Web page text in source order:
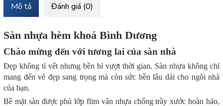
Mô tả Đánh giá (0)
Sàn nhựa hèm khoá Bình Dương
Chào mừng đến với tương lai của sàn nhà
Đẹp không tì vết nhưng bền bỉ vượt thời gian. Sàn nhựa không chỉ
mang đến vẻ đẹp sang trọng mà còn sức bền lâu dài cho ngôi nhà
của bạn.
Bề mặt sàn được phủ lớp flim vân nhựa chống trầy xước hoàn hảo,